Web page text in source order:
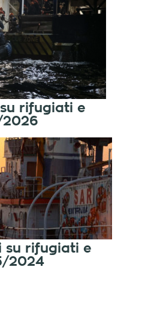
rifugiati e
2026
su rifugiati e
2024